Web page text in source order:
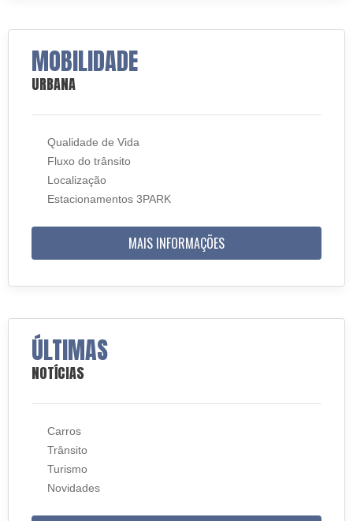
MOBILIDADE
URBANA
Qualidade de Vida
Fluxo do trânsito
Localização
Estacionamentos 3PARK
MAIS INFORMAÇÕES
ÚLTIMAS
NOTÍCIAS
Carros
Trânsito
Turismo
Novidades